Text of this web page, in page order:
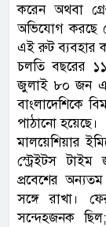
করেন অথবা
অভিযোগ করছে
এই রুট ব্যবহার
চলতি বছরের
জুলাই ৮০ জন
বাংলাদেশিকে
পাঠানো হয়েছে।
মালয়েশিয়ার
স্ট্রেইটস টাইম
প্রবেশের
সঙ্গে রাখা।
সন্দেহজনক